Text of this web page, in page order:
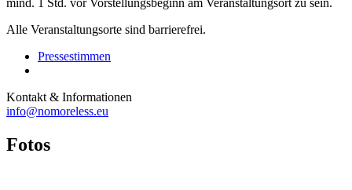
mind. 1 Std. vor Vorstellungsbeginn am Veranstaltungsort zu sein.
Alle Veranstaltungsorte sind barrierefrei.
Pressestimmen
Kontakt & Informationen
info@nomoreless.eu
Fotos